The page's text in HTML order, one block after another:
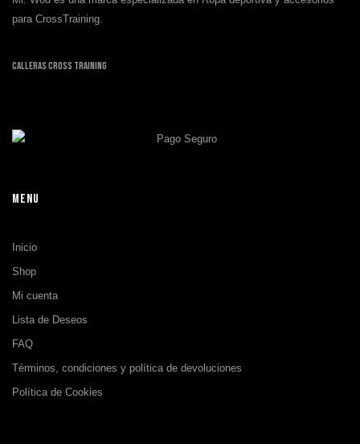
para CrossTraining.
Calleras Cross Training
MENU
Inicio
Shop
Mi cuenta
Lista de Deseos
FAQ
Términos, condiciones y política de devoluciones
Política de Cookies